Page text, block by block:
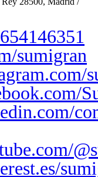
sumigran